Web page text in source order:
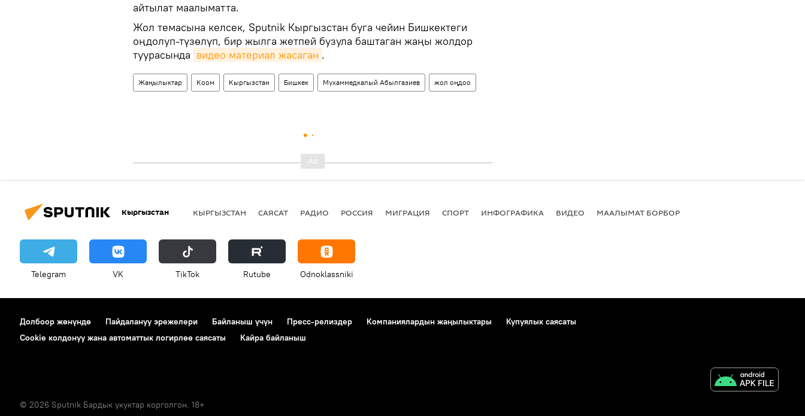
айтылат маалыматта.
Жол темасына келсек, Sputnik Кыргызстан буга чейин Бишкектеги
оңдолуп-түзөлүп, бир жылга жетпей бузула баштаган жаңы жолдор
туурасында видео материал жасаган .
Жаңылыктар Коом Кыргызстан Бишкек Мухаммедкалый Абылгазиев жол оңдоо
Кыргызстан КЫРГЫЗСТАН САЯСАТ РАДИО РОССИЯ МИГРАЦИЯ СПОРТ ИНФОГРАФИКА ВИДЕО МААЛЫМАТ БОРБОР
Telegram VK ТikТоk Rutube Odnoklassniki
Долбоор жөнүндө Пайдалануу эрежелери Байланыш үчүн Пресс-релиздер Компаниялардын жаңылыктары
Купуялык саясаты
Cookie колдонуу жана автоматтык логирлөө саясаты
Кайра байланыш
© 2026 Sputnik Бардык укуктар корголгон. 18+